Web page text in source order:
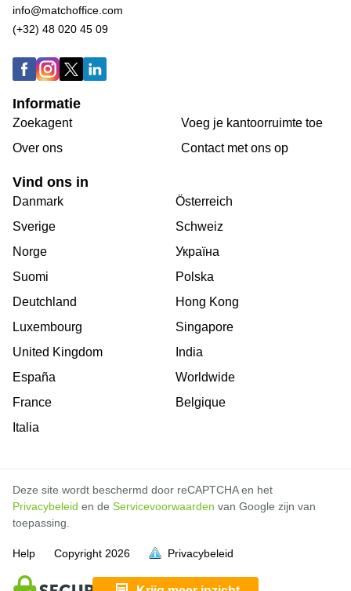
vol is
vol is
vol is
vol is
vol is
vol is
vol is
vol is
vol is
vol is
vol is
vol is
vol is
info@matchoffice.com
(+32) 48 020 45 09
Informatie
Zoekagent
Over ons
Voeg je kantoorruimte toe
Сontact met ons op
Vind ons in
Danmark
Sverige
Norge
Suomi
Deutchland
Luxembourg
United Kingdom
España
France
Italia
Österreich
Schweiz
Україна
Polska
Hong Kong
Singapore
India
Worldwide
Belgique
Deze site wordt beschermd door reCAPTCHA en het
Privacybeleid en de Servicevoorwaarden van Google zijn van
toepassing.
Help Copyright 2026 Privacybeleid